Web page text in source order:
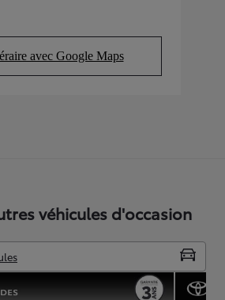
avec Google Maps
(Opens in new tab)
véhicules d'occasion